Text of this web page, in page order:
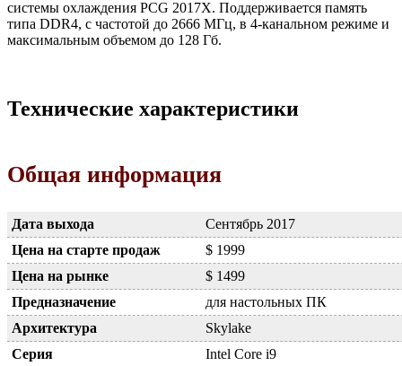
системы охлаждения PCG 2017X. Поддерживается память
типа DDR4, с частотой до 2666 МГц, в 4-канальном режиме и
максимальным объемом до 128 Гб.
Технические характеристики
Общая информация
Дата выхода
Сентябрь 2017
Цена на старте продаж
$ 1999
Цена на рынке
$ 1499
Предназначение
для настольных ПК
Архитектура
Skylake
Серия
Intel Core i9